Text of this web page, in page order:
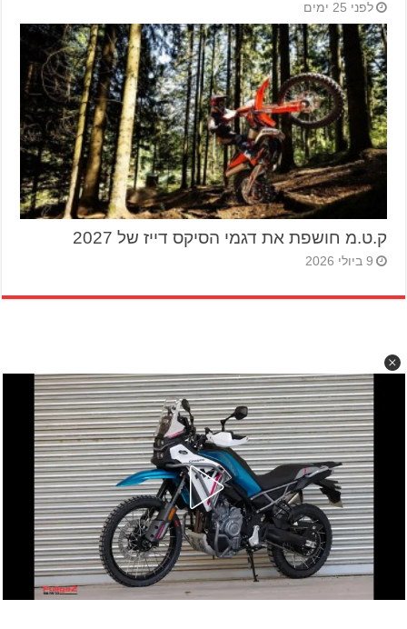
לפני 25 ימים
ק.ט.מ חושפת את דגמי הסיקס דייז של 2027
9 ביולי 2026